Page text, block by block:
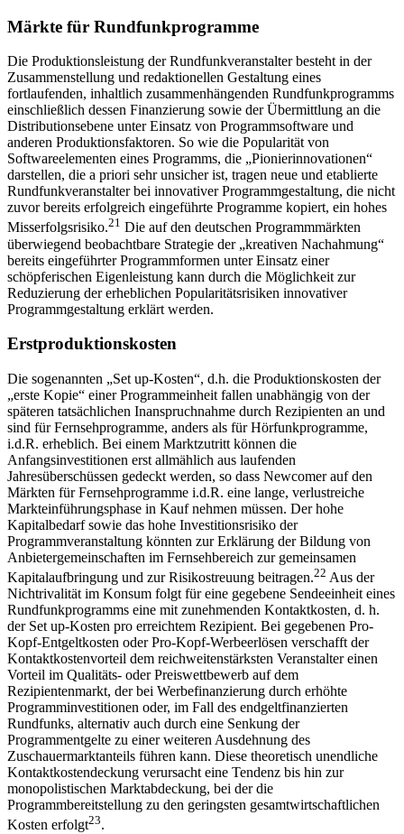
Märkte für Rundfunkprogramme
Die Produktionsleistung der Rundfunkveranstalter besteht in der
Zusammenstellung und redaktionellen Gestaltung eines
fortlaufenden, inhaltlich zusammenhängenden Rundfunkprogramms
einschließlich dessen Finanzierung sowie der Übermittlung an die
Distributionsebene unter Einsatz von Programmsoftware und
anderen Produktionsfaktoren. So wie die Popularität von
Softwareelementen eines Programms, die „Pionierinnovationen“
darstellen, die a priori sehr unsicher ist, tragen neue und etablierte
Rundfunkveranstalter bei innovativer Programmgestaltung, die nicht
zuvor bereits erfolgreich eingeführte Programme kopiert, ein hohes
Misserfolgsrisiko.21 Die auf den deutschen Programmmärkten
überwiegend beobachtbare Strategie der „kreativen Nachahmung“
bereits eingeführter Programmformen unter Einsatz einer
schöpferischen Eigenleistung kann durch die Möglichkeit zur
Reduzierung der erheblichen Popularitätsrisiken innovativer
Programmgestaltung erklärt werden.
Erstproduktionskosten
Die sogenannten „Set up-Kosten“, d.h. die Produktionskosten der
„erste Kopie“ einer Programmeinheit fallen unabhängig von der
späteren tatsächlichen Inanspruchnahme durch Rezipienten an und
sind für Fernsehprogramme, anders als für Hörfunkprogramme,
i.d.R. erheblich. Bei einem Marktzutritt können die
Anfangsinvestitionen erst allmählich aus laufenden
Jahresüberschüssen gedeckt werden, so dass Newcomer auf den
Märkten für Fernsehprogramme i.d.R. eine lange, verlustreiche
Markteinführungsphase in Kauf nehmen müssen. Der hohe
Kapitalbedarf sowie das hohe Investitionsrisiko der
Programmveranstaltung könnten zur Erklärung der Bildung von
Anbietergemeinschaften im Fernsehbereich zur gemeinsamen
Kapitalaufbringung und zur Risikostreuung beitragen.22 Aus der
Nichtrivalität im Konsum folgt für eine gegebene Sendeeinheit eines
Rundfunkprogramms eine mit zunehmenden Kontaktkosten, d. h.
der Set up-Kosten pro erreichtem Rezipient. Bei gegebenen Pro-
Kopf-Entgeltkosten oder Pro-Kopf-Werbeerlösen verschafft der
Kontaktkostenvorteil dem reichweitenstärksten Veranstalter einen
Vorteil im Qualitäts- oder Preiswettbewerb auf dem
Rezipientenmarkt, der bei Werbefinanzierung durch erhöhte
Programminvestitionen oder, im Fall des endgeltfinanzierten
Rundfunks, alternativ auch durch eine Senkung der
Programmentgelte zu einer weiteren Ausdehnung des
Zuschauermarktanteils führen kann. Diese theoretisch unendliche
Kontaktkostendeckung verursacht eine Tendenz bis hin zur
monopolistischen Marktabdeckung, bei der die
Programmbereitstellung zu den geringsten gesamtwirtschaftlichen
Kosten erfolgt23.